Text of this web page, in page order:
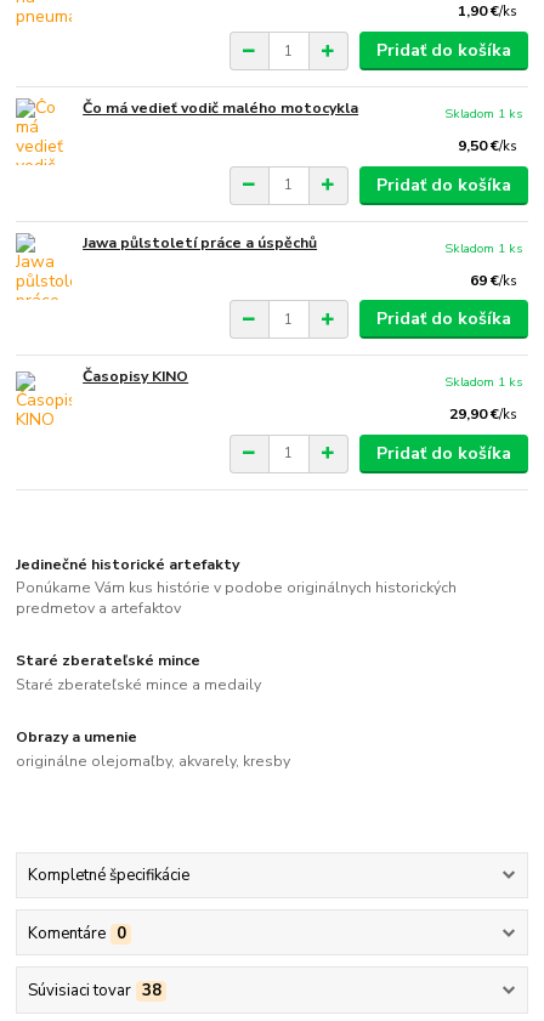
1,90 €/ks
Pridať do košíka
Čo má vedieť vodič malého motocykla
9,50 €/ks
Skladom 1 ks
Pridať do košíka
Jawa půlstoletí práce a úspěchů
69 €/ks
Skladom 1 ks
Pridať do košíka
Časopisy KINO
29,90 €/ks
Skladom 1 ks
Pridať do košíka
Jedinečné historické artefakty
Ponúkame Vám kus histórie v podobe originálnych historických
predmetov a artefaktov
Staré zberateľské mince
Staré zberateľské mince a medaily
Obrazy a umenie
originálne olejomaľby, akvarely, kresby
Kompletné špecifikácie
Komentáre 0
Súvisiaci tovar 38